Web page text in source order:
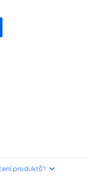
produktů?